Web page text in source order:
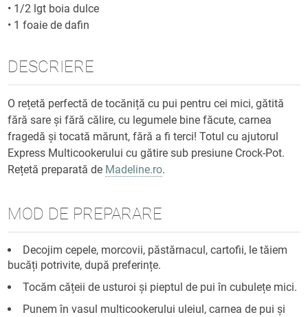
• 1/2 lgt boia dulce
• 1 foaie de dafin
DESCRIERE
O rețetă perfectă de tocăniță cu pui pentru cei mici, gătită
fără sare și fără călire, cu legumele bine făcute, carnea
fragedă și tocată mărunt, fără a fi terci! Totul cu ajutorul
Express Multicookerului cu gătire sub presiune Crock-Pot.
Rețetă preparată de Madeline.ro.
MOD DE PREPARARE
Decojim cepele, morcovii, păstărnacul, cartofii, le tăiem
bucăți potrivite, după preferințe.
Tocăm cățeii de usturoi și pieptul de pui în cubulețe mici.
Punem în vasul multicookerului uleiul, carnea de pui și